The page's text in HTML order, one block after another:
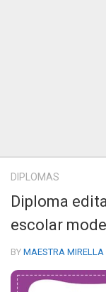
DIPLOMAS
Diploma
escolar
BY MAESTRA MIRELLA